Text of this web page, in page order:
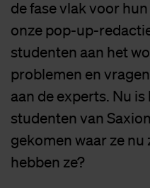
de fase vlak voor
onze pop-up-
studenten aan het
problemen en
aan de experts. Nu
studenten van
gekomen waar ze
hebben ze?